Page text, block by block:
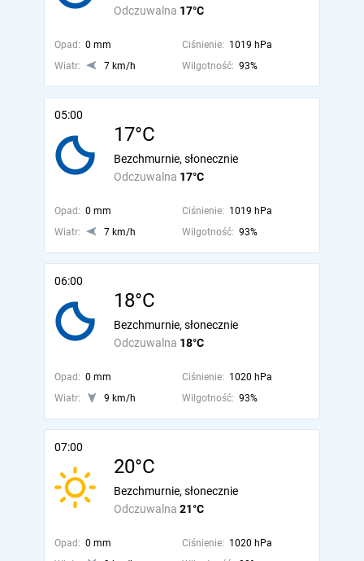
Odczuwalna 17°C
Opad: 0 mm Ciśnienie: 1019 hPa
Wiatr:
7 km/h Wilgotność: 93%
05:00
17°C
Odczuwalna 17°C
Bezchmurnie, słonecznie
Opad: 0 mm Ciśnienie: 1019 hPa
Wiatr:
7 km/h Wilgotność: 93%
06:00
18°C
Odczuwalna 18°C
Bezchmurnie, słonecznie
Opad: 0 mm Ciśnienie: 1020 hPa
Wiatr:
9 km/h Wilgotność: 93%
07:00
20°C
Odczuwalna 21°C
Bezchmurnie, słonecznie
Opad: 0 mm Ciśnienie: 1020 hPa